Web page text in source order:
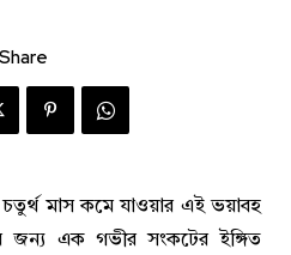
Share
চতুর্থ মাস কমে যাওয়ার এই ভয়াবহ
জন্য এক গভীর সংকটের ইঙ্গিত